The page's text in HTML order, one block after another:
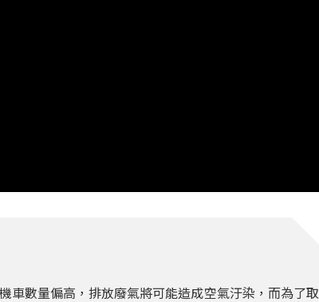
車數量偏高，排放廢氣將可能造成空氣汙染，而為了取